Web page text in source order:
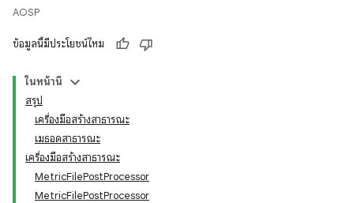
AOSP
ข้อมูลนี้มีประโยชน์ไหม
ในหน้านี้
สรุป
เครื่องมือสร้างสาธารณะ
เมธอดสาธารณะ
เครื่องมือสร้างสาธารณะ
MetricFilePostProcessor
MetricFilePostProcessor